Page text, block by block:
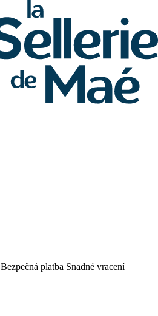
Bezpečná platba Snadné vracení